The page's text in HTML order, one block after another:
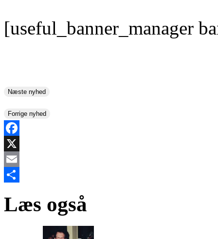
[useful_banner_manager
Næste nyhed
Forrige nyhed
Facebook
X
Email
Læs også